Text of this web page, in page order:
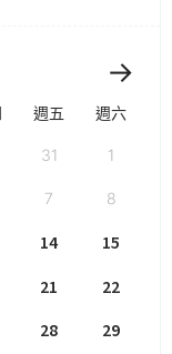
週五 週六
31 1
7 8
14
15
21
22
28
29